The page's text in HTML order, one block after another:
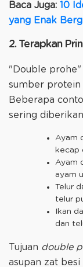
Baca Juga: 10
yang Enak
2. Terapkan
"Double prohe"
sumber protein
Beberapa
sering
Ayam
kecap
Ayam
ayam
Telur
telur
Ikan
dan
Tujuan double
asupan zat